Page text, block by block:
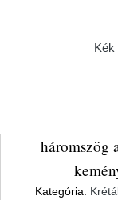
Kék
háromszög
Kategória: